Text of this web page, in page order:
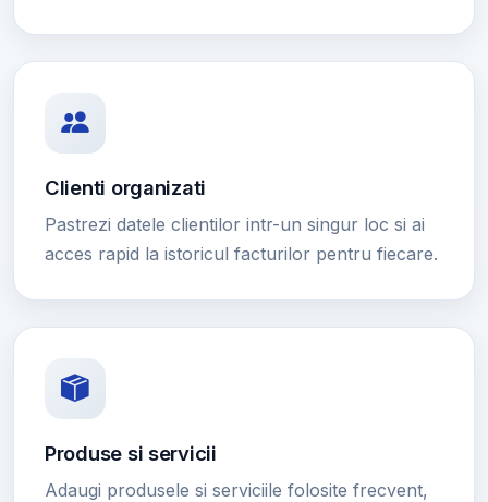
Clienti organizati
Pastrezi datele clientilor intr-un singur loc si ai
acces rapid la istoricul facturilor pentru fiecare.
Produse si servicii
Adaugi produsele si serviciile folosite frecvent,